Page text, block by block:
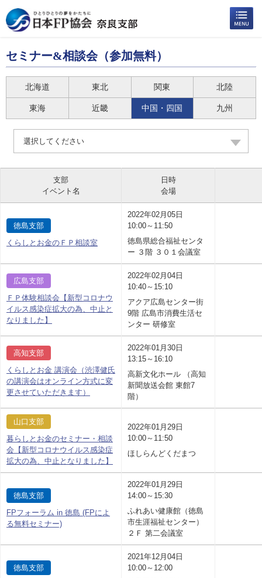
セミナー&相談会（参加無料）
北海道 東北 関東 北陸
東海 近畿 中国・四国 九州
選択してください
支部
イベント名
日時
会場
徳島支部
くらしとお金のＦＰ相談室
2022年02月05日
10:00～11:50
徳島県総合福祉センタ
ー ３階 ３０１会議室
広島支部
ＦＰ体験相談会【新型コロナウ
イルス感染症拡大の為、中止と
なりました】
2022年02月04日
10:40～15:10
アクア広島センター街
9階 広島市消費生活セ
ンター 研修室
高知支部
くらしとお金 講演会（渋澤健氏
の講演会はオンライン方式に変
更させていただきます）
2022年01月30日
13:15～16:10
高新文化ホール （高知
新聞放送会館 東館7
階）
山口支部
暮らしとお金のセミナー・相談
会【新型コロナウイルス感染症
拡大の為、中止となりました】
2022年01月29日
10:00～11:50
ほしらんどくだまつ
徳島支部
FPフォーラム in 徳島 (FPによ
る無料セミナー)
2022年01月29日
14:00～15:30
ふれあい健康館（徳島
市生涯福祉センター）
２Ｆ 第二会議室
徳島支部
2021年12月04日
10:00～12:00